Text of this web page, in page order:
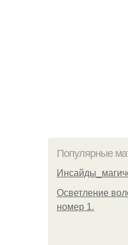
Популярные
Осветление
номер 1.